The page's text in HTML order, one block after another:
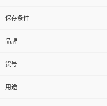
保存条件
品牌
货号
用途